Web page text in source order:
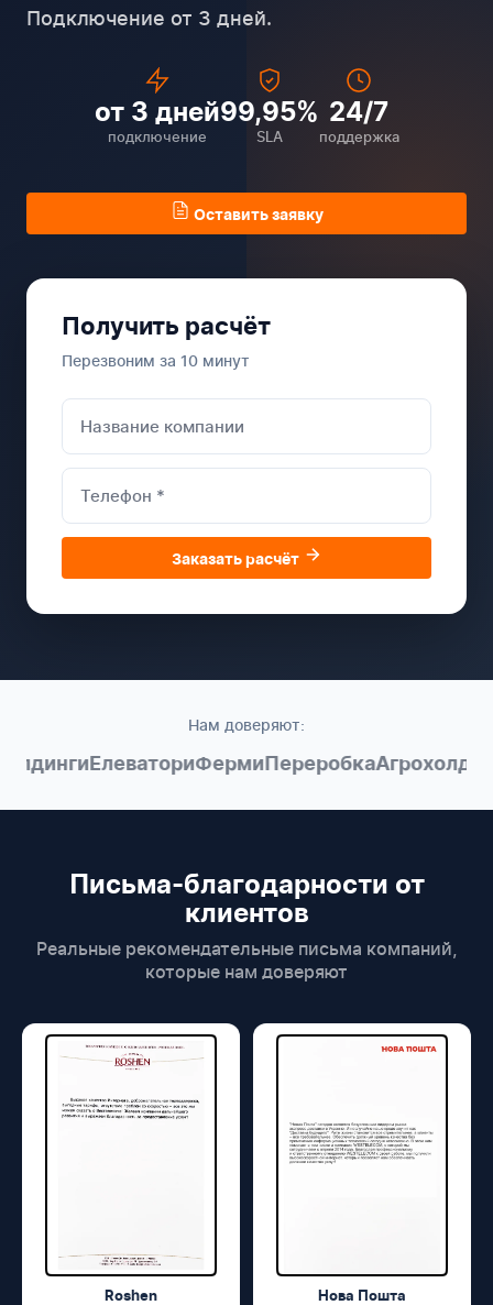
Подключение от 3 дней.
от 3 дней
подключение
99,95%
SLA
24/7
поддержка
Оставить заявку
Получить расчёт
Перезвоним за 10 минут
Заказать расчёт
Нам доверяют:
ЕлеваториФермиПереробка
Письма-благодарности от
клиентов
Реальные рекомендательные письма компаний,
которые нам доверяют
Roshen Нова Пошта